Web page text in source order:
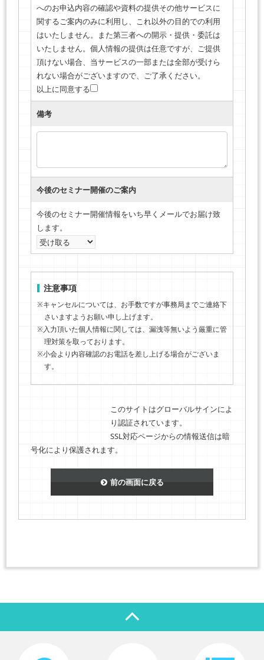
へのお申込内容の確認や資料の提供その他サービスに
関するご案内のみに利用し、これ以外の目的での利用
はいたしません。また第三者への開示・提供・委託は
いたしません。個人情報の提供は任意ですが、ご提供
頂けない場合、当サービスの一部または全部が受けら
れない場合がございますので、ご了承ください。
以上に同意する
備考
今後のセミナー開催のご案内
今後のセミナー開催情報をいち早くメールでお届け致
します。
注意事項
※キャンセルについては、お手数ですが事務局までご連絡下
さいますようお願い申し上げます。
※入力頂いた個人情報に関しては、漏洩等無いよう厳重に管
理対策を取っております。
※小会より内容確認のお電話を差し上げる場合がございま
す。
このサイトはグローバルサインによ
り認証されています。
SSL対応ページからの情報送信は暗
号化により保護されます。
前の画面に戻る